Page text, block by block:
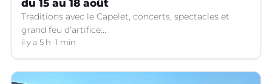
du 15 au 18 août
Traditions avec le Capelet, concerts, spectacles et
grand feu d’artifice...
il y a 5 h 1 min